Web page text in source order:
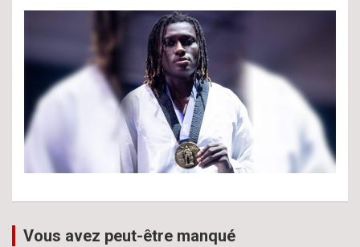
Vous avez peut-être manqué